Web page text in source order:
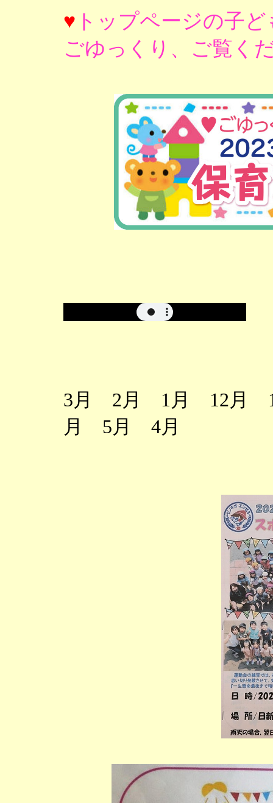
♥ トップページの子
ごゆっくり、ご覧く
3月 2月 1月 12月
月 5月 4月